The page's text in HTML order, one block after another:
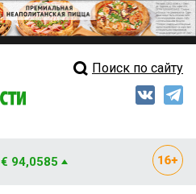
Свежий выпускПоиск по сайту
€ 94,0585